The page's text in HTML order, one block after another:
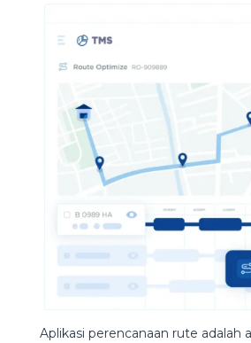
Aplikasi perencanaan rute adalah